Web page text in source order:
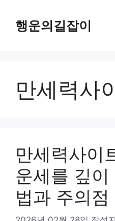
행운의길잡이
만세력사
만세력사이
운세를 깊
법과 주의점